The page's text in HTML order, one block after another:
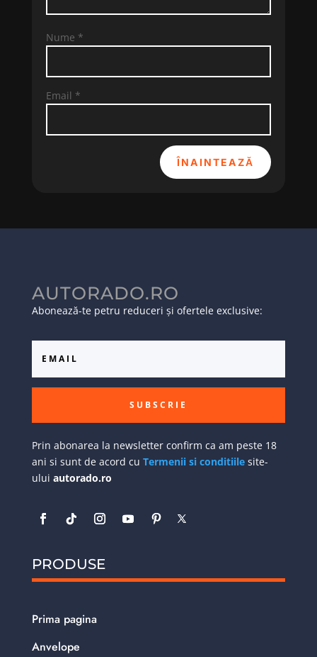
Nume *
Email *
ÎNAINTEAZĂ
AUTORADO.RO
Abonează-te petru reduceri și ofertele exclusive:
SUBSCRIE
Prin abonarea la newsletter confirm ca am peste 18
ani si sunt de acord cu Termenii si conditiilesite-
ului autorado.ro
PRODUSE
Prima pagina
Anvelope